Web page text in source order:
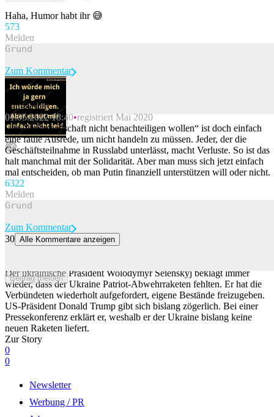
Haha, Humor habt ihr 😅
573
Melden
Beitrag melden
Zum Kommentar
Pummelfee
01.05.2022 18:40 registriert Mai 2020
„die Zivilgesellschaft nicht benachteiligen wollen“ ist doch einfach
eine faule Ausrede, um nicht handeln zu müssen. Jeder, der die
Geschäftsteilnahme in Russlabd unterlässt, macht Verluste. So ist das
halt manchmal mit der Solidarität. Aber man muss sich jetzt einfach
mal entscheiden, ob man Putin finanziell unterstützen will oder nicht.
6322
Melden
Beitrag melden
Zum Kommentar
30 Alle Kommentare anzeigen
Der ukrainische Präsident Wolodymyr Selenskyj beklagt immer
wieder, dass der Ukraine Patriot-Abwehrraketen fehlten. Er hat die
Verbündeten wiederholt aufgefordert, eigene Bestände freizugeben.
US-Präsident Donald Trump gibt sich bislang zögerlich. Bei einer
Pressekonferenz erklärt er, weshalb er der Ukraine bislang keine
neuen Raketen liefert.
Zur Story
0
0
Newsletter
Werbung / PR